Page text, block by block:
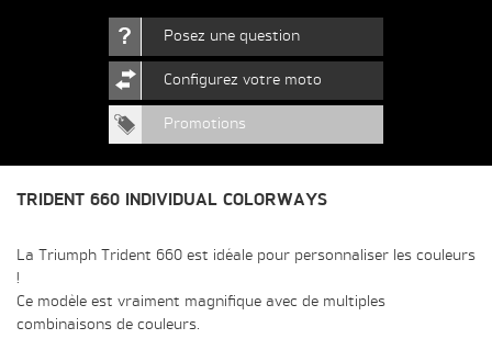
Posez une question
Configurez votre moto
Promotions
TRIDENT 660 INDIVIDUAL COLORWAYS
La Triumph Trident 660 est idéale pour personnaliser les couleurs
!
Ce modèle est vraiment magnifique avec de multiples
combinaisons de couleurs.